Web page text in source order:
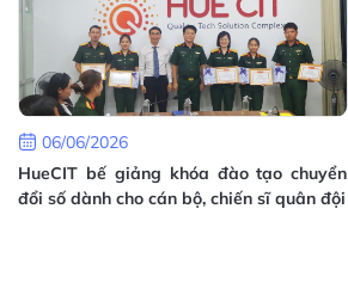
06/06/2026
HueCIT bế giảng khóa đào tạo chuyển
đổi số dành cho cán bộ, chiến sĩ quân đội